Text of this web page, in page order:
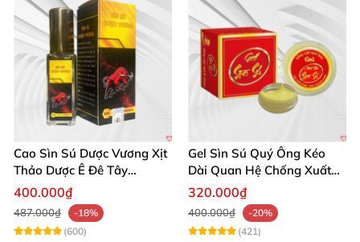
Cao Sìn Sú Dược Vương Xịt
Thảo Dược Ê Đê Tây
Nguyên Hỗ Trợ Xuất Tinh
400.000₫
487.000₫
-18%
(600)
Gel Sìn Sú Quý Ông Kéo
Dài Quan Hệ Chống Xuất
Tinh Sớm
320.000₫
400.000₫
-20%
(421)